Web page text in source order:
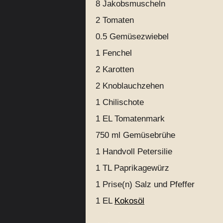
8 Jakobsmuscheln
2 Tomaten
0.5 Gemüsezwiebel
1 Fenchel
2 Karotten
2 Knoblauchzehen
1 Chilischote
1 EL Tomatenmark
750 ml Gemüsebrühe
1 Handvoll Petersilie
1 TL Paprikagewürz
1 Prise(n) Salz und Pfeffer
1 EL Kokosöl